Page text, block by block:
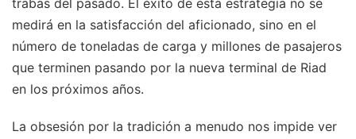
trabas del pasado. El éxito de esta estrategia no se
medirá en la satisfacción del aficionado, sino en el
número de toneladas de carga y millones de pasajeros
que terminen pasando por la nueva terminal de Riad
en los próximos años.
La obsesión por la tradición a menudo nos impide ver